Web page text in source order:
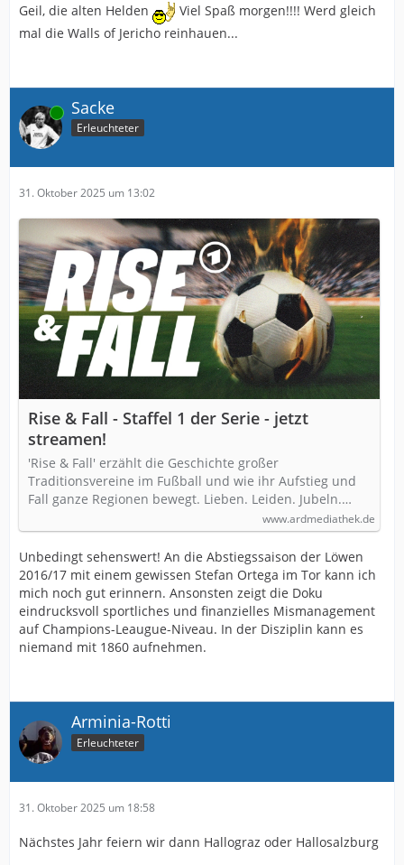
Geil, die alten Helden
Viel Spaß morgen!!!! Werd gleich
mal die Walls of Jericho reinhauen...
Online Sacke
Erleuchteter
31. Oktober 2025 um 13:02
Rise & Fall - Staffel 1 der Serie - jetzt
streamen!
'Rise & Fall' erzählt die Geschichte großer
Traditionsvereine im Fußball und wie ihr Aufstieg und
Fall ganze Regionen bewegt. Lieben. Leiden. Jubeln.…
www.ardmediathek.de
Unbedingt sehenswert! An die Abstiegssaison der Löwen
2016/17 mit einem gewissen Stefan Ortega im Tor kann ich
mich noch gut erinnern. Ansonsten zeigt die Doku
eindrucksvoll sportliches und finanzielles Mismanagement
auf Champions-Leaugue-Niveau. In der Disziplin kann es
niemand mit 1860 aufnehmen.
Arminia-Rotti
Erleuchteter
31. Oktober 2025 um 18:58
Nächstes Jahr feiern wir dann Hallograz oder Hallosalzburg